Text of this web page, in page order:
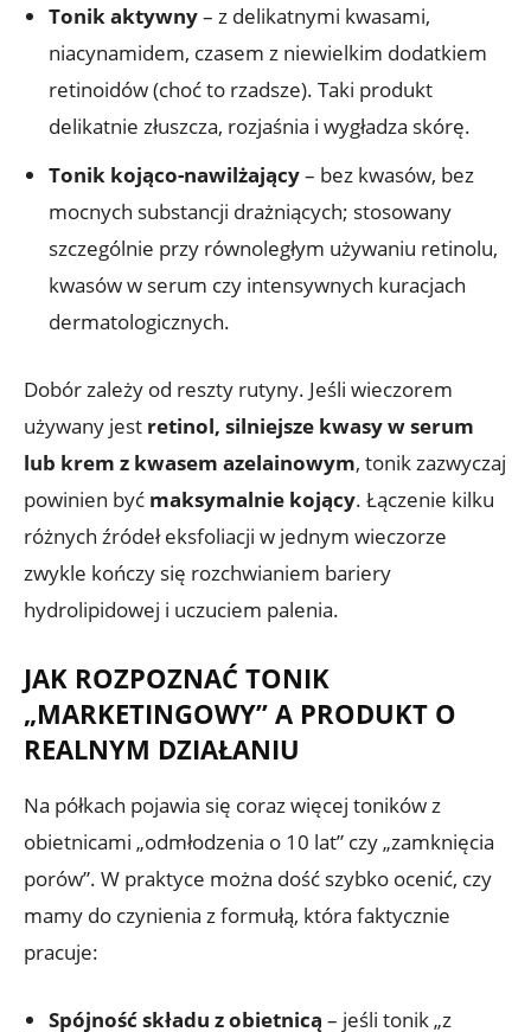
Tonik aktywny– z delikatnymi kwasami,
niacynamidem, czasem z niewielkim dodatkiem
retinoidów (choć to rzadsze). Taki produkt
delikatnie złuszcza, rozjaśnia i wygładza skórę.
Tonik kojąco-nawilżający– bez kwasów, bez
mocnych substancji drażniących; stosowany
szczególnie przy równoległym używaniu retinolu,
kwasów w serum czy intensywnych kuracjach
dermatologicznych.
Dobór zależy od reszty rutyny. Jeśli wieczorem
używany jest retinol, silniejsze kwasy w serum
lub krem z kwasem azelainowym, tonik zazwyczaj
powinien być maksymalnie kojący. Łączenie kilku
różnych źródeł eksfoliacji w jednym wieczorze
zwykle kończy się rozchwianiem bariery
hydrolipidowej i uczuciem palenia.
JAK ROZPOZNAĆ TONIK
„MARKETINGOWY” A PRODUKT O
REALNYM DZIAŁANIU
Na półkach pojawia się coraz więcej toników z
obietnicami „odmłodzenia o 10 lat” czy „zamknięcia
porów”. W praktyce można dość szybko ocenić, czy
mamy do czynienia z formułą, która faktycznie
pracuje:
Spójność składu z obietnicą – jeśli tonik „z